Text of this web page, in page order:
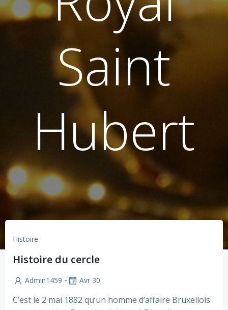
Saint
Hubert
Histoire
Histoire du cercle
Admin1459 - Avr 30
C’est le 2 mai 1882 qu’un homme d’affaire Bruxellois